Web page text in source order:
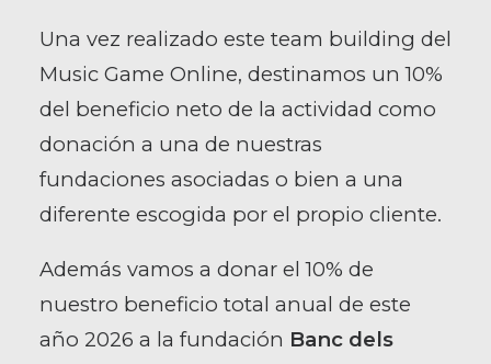
Una vez realizado este team building del
Music Game Online, destinamos un 10%
del beneficio neto de la actividad como
donación a una de nuestras
fundaciones asociadas o bien a una
diferente escogida por el propio cliente.
Además vamos a donar el 10% de
nuestro beneficio total anual de este
año 2026 a la fundación Banc dels